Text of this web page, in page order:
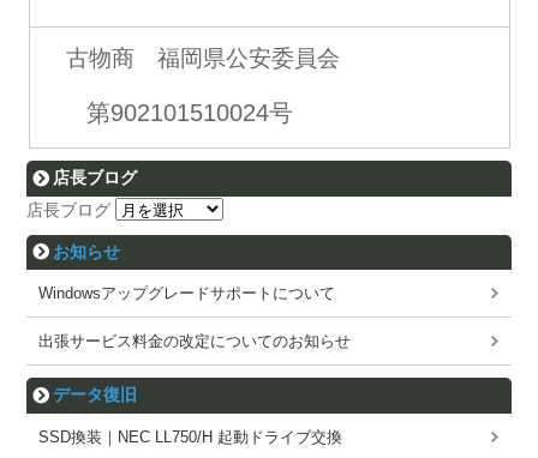
古物商 福岡県公安委員会
第902101510024号
店長ブログ
店長ブログ
お知らせ
Windowsアップグレードサポートについて
出張サービス料金の改定についてのお知らせ
データ復旧
SSD換装｜NEC LL750/H 起動ドライブ交換